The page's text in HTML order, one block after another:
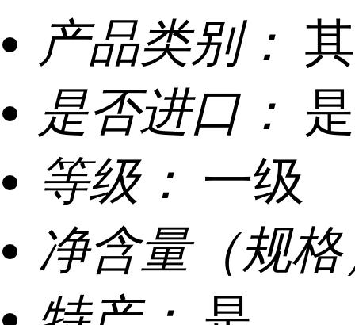
产品类别：
是否进口： 是
等级： 一级
净含量（规